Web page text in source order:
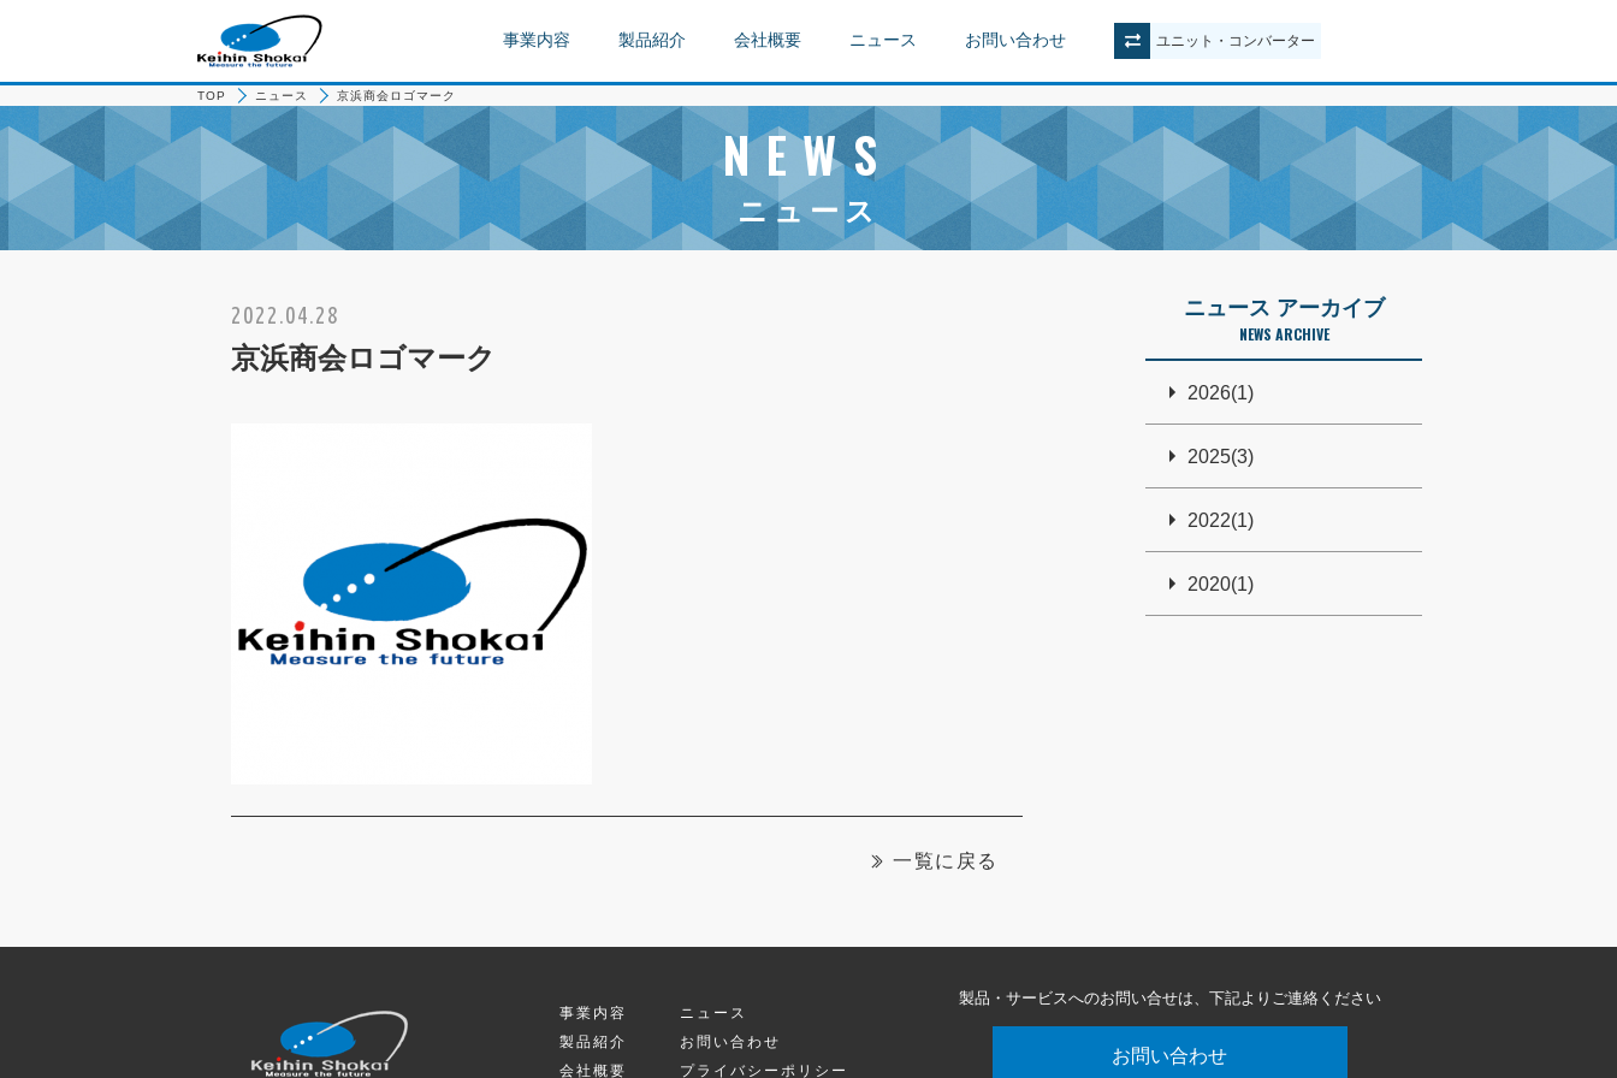
事業内容 製品紹介 会社概要 ニュース お問い合わせ ユニット ・ コンバーター
TOP ニュース 京浜商会ロゴマーク
NEWS
ニュース
2022.04.28
京浜商会ロゴマーク
一覧に戻る
ニュース アーカイブ
NEWS ARCHIVE
2026(1)
2025(3)
2022(1)
2020(1)
事業内容
ニュース
製品紹介
お問い合わせ
会社概要
プライバシーポリシー
製品・サービスへのお問い合せは、 下記よりご連絡ください
お問い合わせ